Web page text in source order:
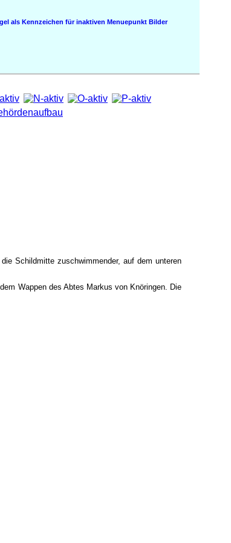
Bilder
Schildmitte zuschwimmender, auf dem unteren
Wappen des Abtes Markus von Knöringen. Die